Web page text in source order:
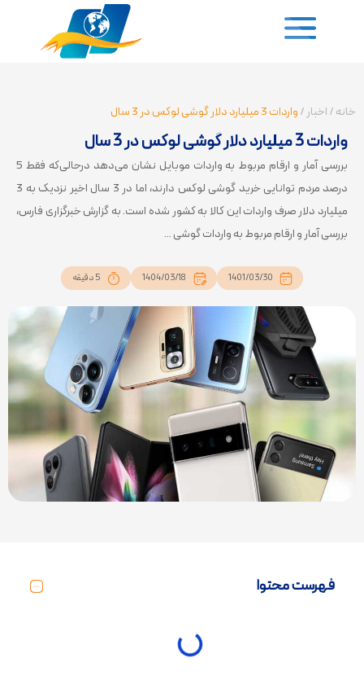
خانه/اخبار/واردات 3 میلیارد دلار گوشی لوکس در 3 سال
واردات 3 میلیارد دلار گوشی لوکس در 3 سال
بررسی آمار و ارقام مربوط به واردات موبایل نشان می‌دهد درحالی‌که فقط 5
درصد مردم توانایی خرید گوشی لوکس دارند، اما در 3 سال اخیر نزدیک به 3
میلیارد دلار صرف واردات این کالا به کشور شده است. ‌به گزارش خبرگزاری فارس،
بررسی آمار و ارقام مربوط به واردات گوشی ...
1401/03/30
1404/03/18 5 دقیقه
فهرست محتوا